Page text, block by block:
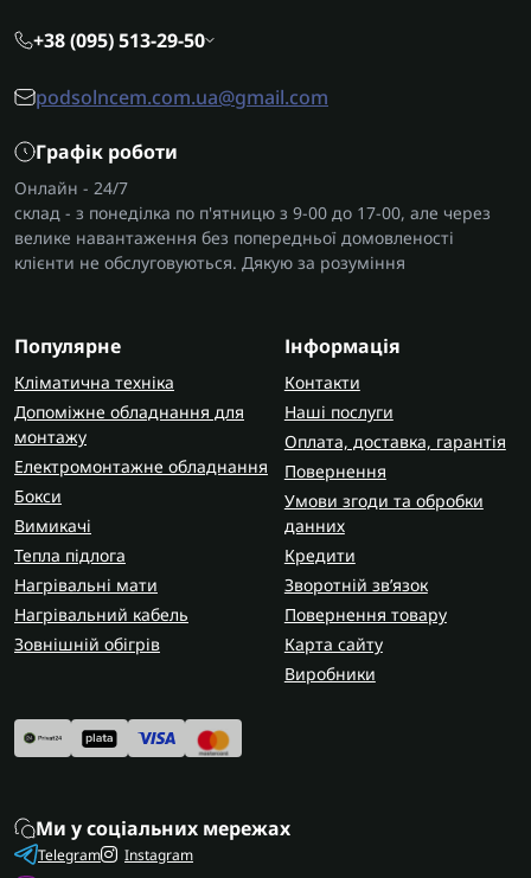
+38 (095) 513-29-50
podsolncem.com.ua@gmail.com
Графік роботи
Онлайн - 24/7
склад - з понеділка по п'ятницю з 9-00 до 17-00, але через
велике навантаження без попередньої домовленості
клієнти не обслуговуються. Дякую за розуміння
Популярне
Кліматична техніка
Допоміжне обладнання для
монтажу
Електромонтажне обладнання
Бокси
Вимикачі
Тепла підлога
Нагрівальні мати
Нагрівальний кабель
Зовнішній обігрів
Інформація
Контакти
Наші послуги
Оплата, доставка, гарантія
Повернення
Умови згоди та обробки
данних
Кредити
Зворотній зв’язок
Повернення товару
Карта сайту
Виробники
Ми у соціальних мережах
Telegram
Instagram